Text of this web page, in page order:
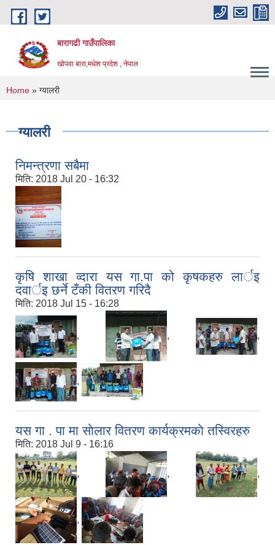
Skip to main content
बारागढी गाउँपालिका
खोपवा बारा,मधेश प्रदेश , नेपाल
You are here
Home » ग्यालरी
ग्यालरी
निमन्त्रणा सबैमा
मिति: 2018 Jul 20 - 16:32
कृषि शाखा व्दारा यस गा‍.पा को कृषकहरु लार्इ
दवार्इ छर्ने टँकी वितरण गरिदै
मिति: 2018 Jul 15 - 16:28
, , ,
,
यस गा . पा मा साेलार वितरण कार्यक्रमकाे तस्विरहरु
मिति: 2018 Jul 9 - 16:16
, , ,
,